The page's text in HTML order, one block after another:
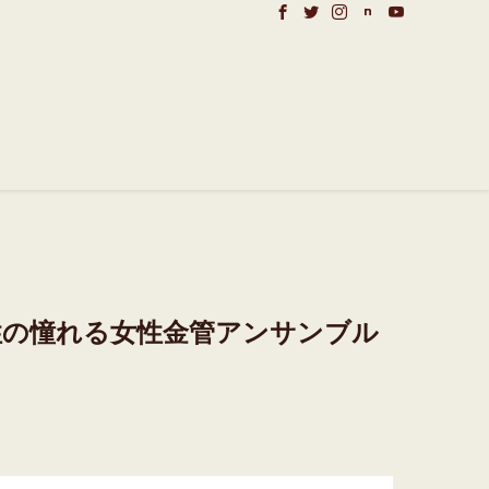
憧れる女性金管アンサンブル